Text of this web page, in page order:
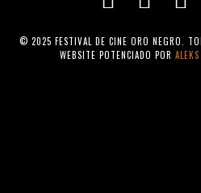
© 2025 FESTIVAL DE CINE ORO NEGRO.
WEBSITE POTENCIADO POR